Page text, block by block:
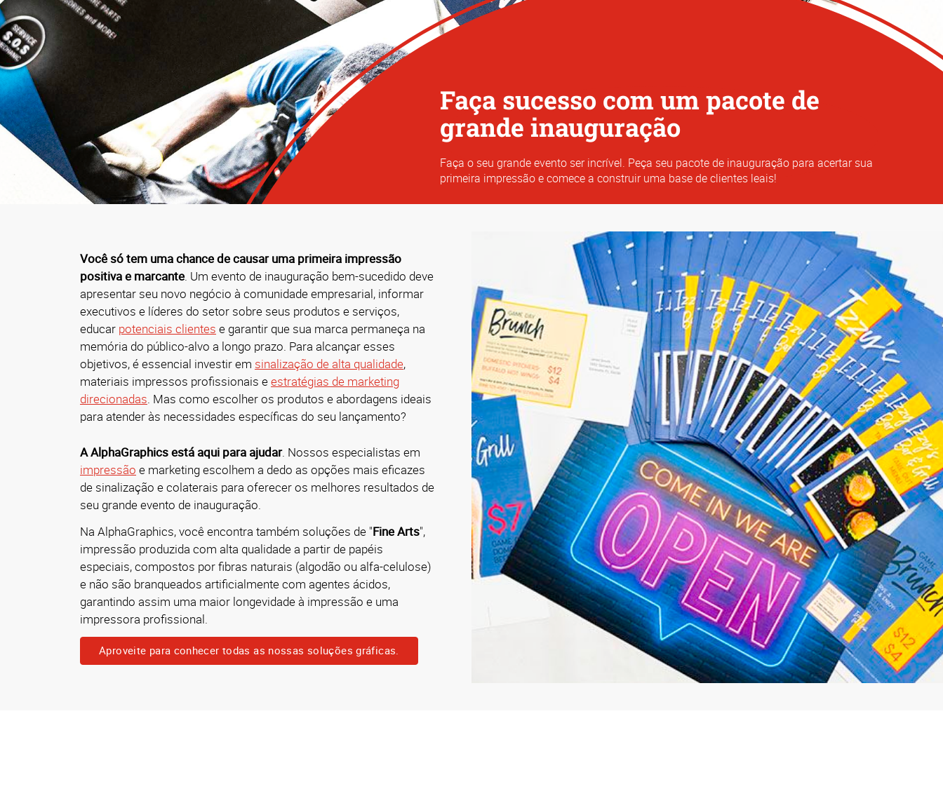
Faça sucesso com um pacote de
grande inauguração
Faça o seu grande evento ser incrível. Peça seu pacote de inauguração para acertar sua
primeira impressão e comece a construir uma base de clientes leais!
Você só tem uma chance de causar uma primeira impressão
positiva e marcante. Um evento de inauguração bem-sucedido deve
apresentar seu novo negócio à comunidade empresarial, informar
executivos e líderes do setor sobre seus produtos e serviços,
educar potenciais clientes e garantir que sua marca permaneça na
memória do público-alvo a longo prazo. Para alcançar esses
objetivos, é essencial investir em sinalização de alta qualidade,
materiais impressos profissionais eestratégias de marketing
direcionadas. Mas como escolher os produtos e abordagens ideais
para atender às necessidades específicas do seu lançamento?
A AlphaGraphics está aqui para ajudar. Nossos especialistas em
impressão e marketing escolhem a dedo as opções mais eficazes
de sinalização e colaterais para oferecer os melhores resultados de
seu grande evento de inauguração.
Na AlphaGraphics, você encontra também soluções de "Fine Arts",
impressão produzida com alta qualidade a partir de papéis
especiais, compostos por fibras naturais (algodão ou alfa-celulose)
e não são branqueados artificialmente com agentes ácidos,
garantindo assim uma maior longevidade à impressão e uma
impressora profissional.
Aproveite para conhecer todas as nossas soluções gráficas.